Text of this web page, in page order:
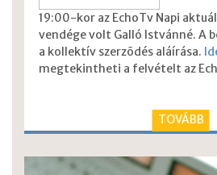
19:00-kor az EchoTv Napi
vendége volt Galló Istvánné. A
a kollektív szerzõdés aláírása.
megtekintheti a felvételt az
TOVÁBB